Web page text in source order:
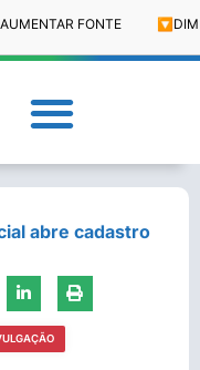
AUMENTAR FONTE 🔽
abre cadastro